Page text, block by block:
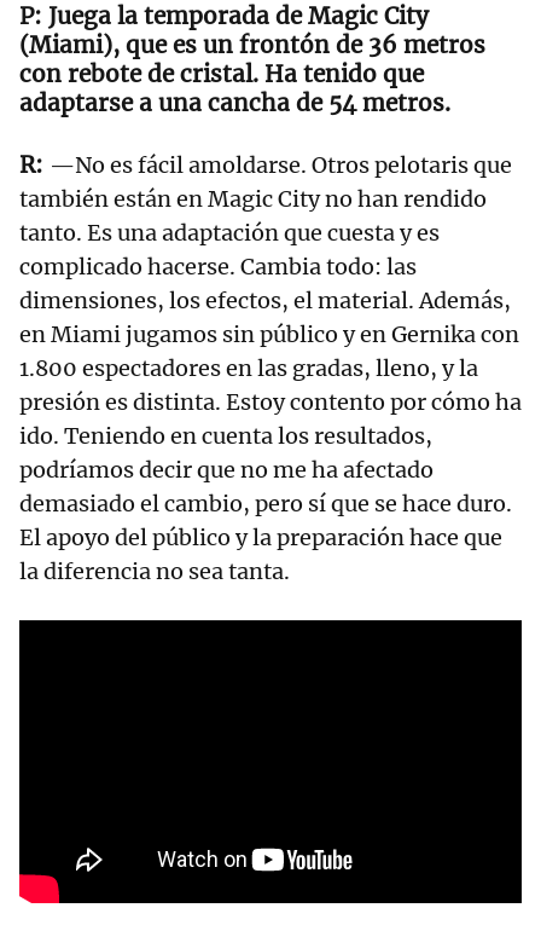
Juega la temporada de Magic City
(Miami), que es un frontón de 36 metros
con rebote de cristal. Ha tenido que
adaptarse a una cancha de 54 metros.
—No es fácil amoldarse. Otros pelotaris que
también están en Magic City no han rendido
tanto. Es una adaptación que cuesta y es
complicado hacerse. Cambia todo: las
dimensiones, los efectos, el material. Además,
en Miami jugamos sin público y en Gernika con
1.800 espectadores en las gradas, lleno, y la
presión es distinta. Estoy contento por cómo ha
ido. Teniendo en cuenta los resultados,
podríamos decir que no me ha afectado
demasiado el cambio, pero sí que se hace duro.
El apoyo del público y la preparación hace que
la diferencia no sea tanta.